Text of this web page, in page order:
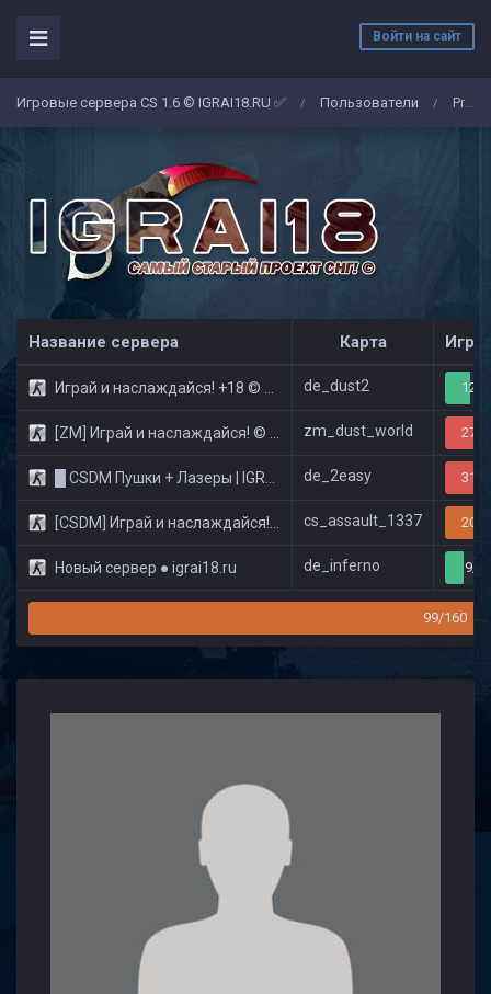
Войти на сайт
Игровые сервера CS 1.6 © IGRAI18.RU ✅ / Пользователи / Predator
Название сервера Карта
Играй и наслаждайся! +18 © Public de_dust2 12/
[ZM] Играй и наслаждайся! © Zombie Show zm_dust_world 27/
█ CSDM Пушки + Лазеры | IGRAI18.RU ツ █ de_2easy 31/
[CSDM] Играй и наслаждайся! © Classic cs_assault_1337 20/
Новый сервер ● igrai18.ru de_inferno 9/
99/160